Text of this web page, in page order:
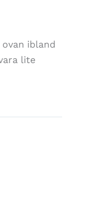
ibland
lite